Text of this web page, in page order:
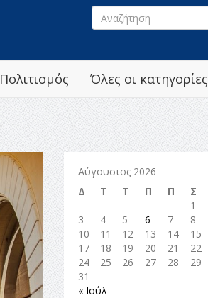
Όλες οι κατηγορίες
Πολιτισμός
Αύγουστος 2026
Δ
Τ Τ Π Π Σ
1
3
4 5 6 7 8
10
11 12 13 14 15
17
18 19 20 21 22
24
25 26 27 28 29
31
« Ιούλ